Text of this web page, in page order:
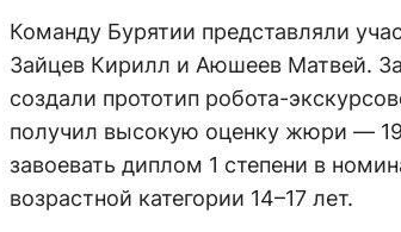
Команду Бурятии представляли
Зайцев Кирилл и Аюшеев Матвей.
создали прототип робота-
получил высокую оценку жюри —
завоевать диплом 1 степени в
возрастной категории 14–17 лет.